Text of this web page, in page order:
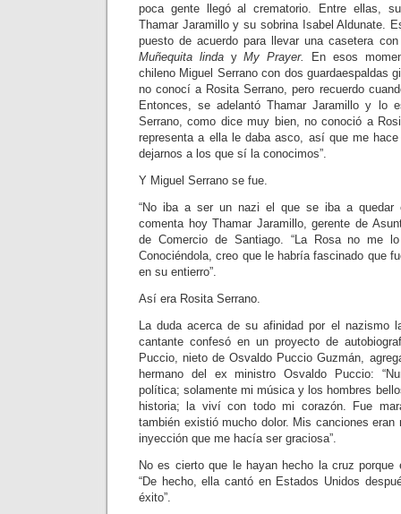
poca gente llegó al crematorio. Entre ellas,
Thamar Jaramillo y su sobrina Isabel Aldunate.
puesto de acuerdo para llevar una casetera
Muñequita lindayMy Prayer.
En esos
chileno Miguel Serrano con dos guardaespaldas
no conocí a Rosita Serrano, pero recuerdo
Entonces, se adelantó Thamar Jaramillo y lo
Serrano, como dice muy bien, no conoció a
representa a ella le daba asco, así que me
dejarnos a los que sí la conocimos”.
Y Miguel Serrano se fue.
“No iba a ser un nazi el que se iba a quedar
comenta hoy Thamar Jaramillo, gerente de
de Comercio de Santiago. “La Rosa no me
Conociéndola, creo que le habría fascinado que
en su entierro”.
Así era Rosita Serrano.
La duda acerca de su afinidad por el nazismo
cantante confesó en un proyecto de
Puccio, nieto de Osvaldo Puccio Guzmán,
hermano del ex ministro Osvaldo Puccio:
política; solamente mi música y los hombres
historia; la viví con todo mi corazón. Fue
también existió mucho dolor. Mis canciones
inyección que me hacía ser graciosa”.
No es cierto que le hayan hecho la cruz porque
“De hecho, ella cantó en Estados Unidos
éxito”.